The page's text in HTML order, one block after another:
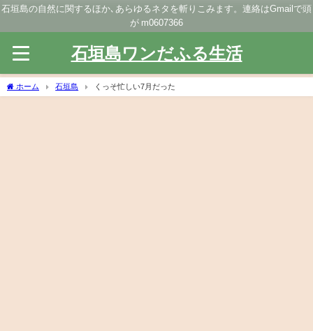
石垣島の自然に関するほか､あらゆるネタを斬りこみます。連絡はGmailで頭
が m0607366
石垣島ワンだふる生活
ホーム 石垣島 くっそ忙しい7月だった